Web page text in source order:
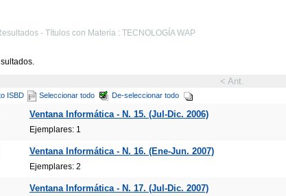
- Títulos con Materia : TECNOLOGÍA WAP
< Ant.
ISBD Seleccionar todo De-seleccionar todo
Ventana Informática - N. 15. (Jul-Dic. 2006)
Ejemplares: 1
Ventana Informática - N. 16. (Ene-Jun. 2007)
Ejemplares: 2
Ventana Informática - N. 17. (Jul-Dic. 2007)